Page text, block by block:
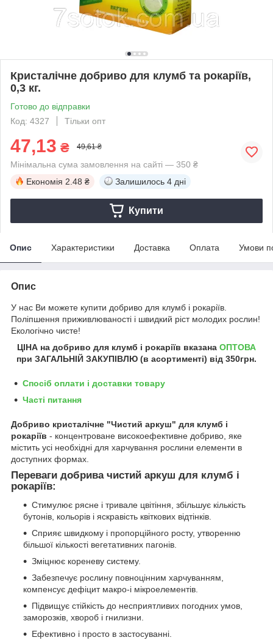
Кристалічне добриво для клумб та рокаріїв,
0,3 кг.
Готово до відправки
Код: 4327
Тільки опт
47,13 ₴ 49,61 ₴
Мінімальна сума замовлення на сайті — 350 ₴
Економія 2.48 ₴ Залишилось 4 дні
Купити
Опис Характеристики Доставка Оплата Умови
Опис
У нас Ви можете купити добриво для клумб і рокаріїв
Поліпшення приживлюваності і швидкий ріст молодих рослин!
Екологічно чисте!
ЦІНА на добриво для клумб і рокаріїв вказана ОПТОВА
при ЗАГАЛЬНІЙ ЗАКУПІВЛЮ (в асортименті) від 350грн.
Спосіб оплати і доставки товару
Часті питання
Добриво кристалічне "Чистий аркуш" для клумб і
рокаріїв - концентроване високоефективне добриво, яке
містить усі необхідні для харчування рослини елементи в
доступних формах.
Переваги добрива чистий аркуш для клумб і
рокаріїв:
Стимулює рясне і тривале цвітіння, збільшує кількість
бутонів, кольорів і яскравість квіткових відтінків.
Сприяє швидкому і пропорційного росту, утворенню
більшої кількості вегетативних пагонів.
Зміцнює кореневу систему.
Забезпечує рослину повноцінним харчуванням,
компенсує дефіцит макро-і мікроелементів.
Підвищує стійкість до несприятливих погодних умов,
заморозків, хвороб і гнилизни.
Ефективно і просто в застосуванні.